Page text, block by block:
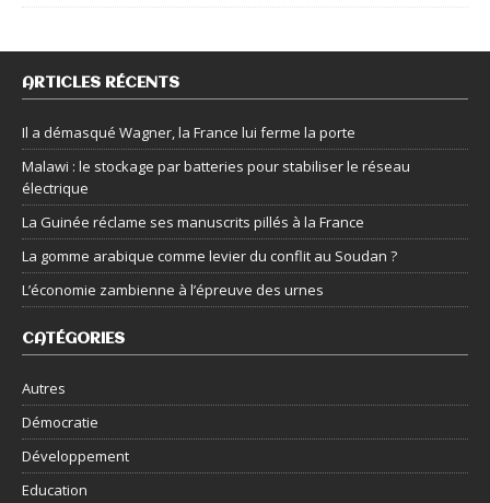
ARTICLES RÉCENTS
Il a démasqué Wagner, la France lui ferme la porte
Malawi : le stockage par batteries pour stabiliser le réseau
électrique
La Guinée réclame ses manuscrits pillés à la France
La gomme arabique comme levier du conflit au Soudan ?
L’économie zambienne à l’épreuve des urnes
CATÉGORIES
Autres
Démocratie
Développement
Education